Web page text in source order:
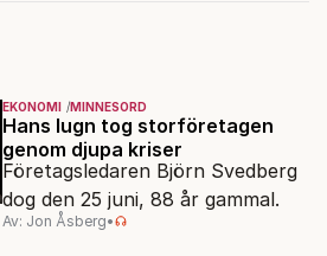
EKONOMI MINNESORD
Hans lugn tog storföretagen
genom djupa kriser
Företagsledaren Björn Svedberg
dog den 25 juni, 88 år gammal.
Av: Jon Åsberg•